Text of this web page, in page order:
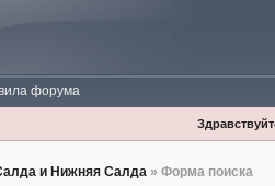
форума
и Нижняя Салда» Форма поиска